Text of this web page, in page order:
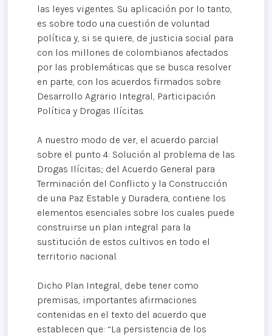
las leyes vigentes. Su aplicación por lo tanto,
es sobre todo una cuestión de voluntad
política y, si se quiere, de justicia social para
con los millones de colombianos afectados
por las problemáticas que se busca resolver
en parte, con los acuerdos firmados sobre
Desarrollo Agrario Integral, Participación
Política y Drogas Ilícitas.
A nuestro modo de ver, el acuerdo parcial
sobre el punto 4: Solución al problema de las
Drogas Ilícitas; del Acuerdo General para
Terminación del Conflicto y la Construcción
de una Paz Estable y Duradera, contiene los
elementos esenciales sobre los cuales puede
construirse un plan integral para la
sustitución de estos cultivos en todo el
territorio nacional.
Dicho Plan Integral, debe tener como
premisas, importantes afirmaciones
contenidas en el texto del acuerdo que
establecen que: “La persistencia de los